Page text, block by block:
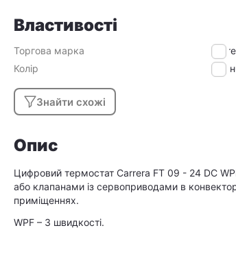
Властивості
Торгова марка
Колір
Знайти схожі
Опис
Цифровий термостат Carrera FT 09 - 24 DC
або клапанами із сервоприводами в
приміщеннях.
WPF – 3 швидкості.